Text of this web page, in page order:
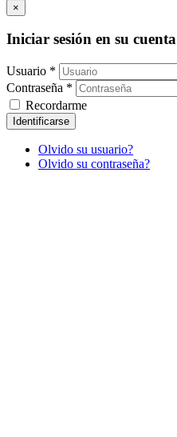
×
Iniciar sesión en su cuenta
Usuario *
Contraseña *
Recordarme
Identificarse
Olvido su usuario?
Olvido su contraseña?